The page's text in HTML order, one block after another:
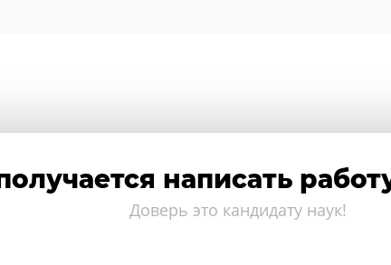
написать
Доверь это кандидату наук!